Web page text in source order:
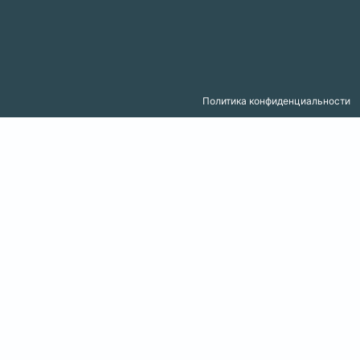
Политика конфиденциальности